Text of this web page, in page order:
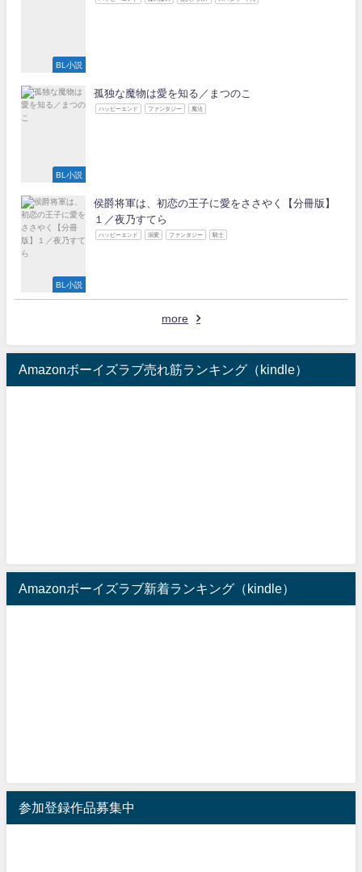
BL小説
BL小説
孤独な魔物は愛を知る／まつのこ
ハッピーエンド ファンタジー 魔法
BL小説
侯爵将軍は、初恋の王子に愛をささやく【分冊版】
１／夜乃すてら
ハッピーエンド 溺愛 ファンタジー 騎士
more
Amazonボーイズラブ売れ筋ランキング（kindle）
Amazonボーイズラブ新着ランキング（kindle）
参加登録作品募集中